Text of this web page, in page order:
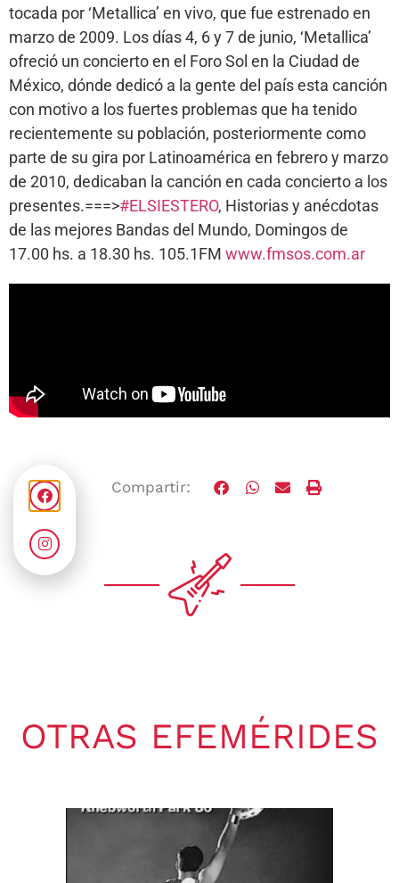
tocada por ‘Metallica’ en vivo, que fue estrenado en
marzo de 2009. Los días 4, 6 y 7 de junio, ‘Metallica’
ofreció un concierto en el Foro Sol en la Ciudad de
México, dónde dedicó a la gente del país esta canción
con motivo a los fuertes problemas que ha tenido
recientemente su población, posteriormente como
parte de su gira por Latinoamérica en febrero y marzo
de 2010, dedicaban la canción en cada concierto a los
presentes.===>#ELSIESTERO, Historias y anécdotas
de las mejores Bandas del Mundo, Domingos de
17.00 hs. a 18.30 hs. 105.1FM www.fmsos.com.ar
Compartir:
OTRAS EFEMÉRIDES
Gaby Ponchs
agosto 9, 2026
4:21 pm